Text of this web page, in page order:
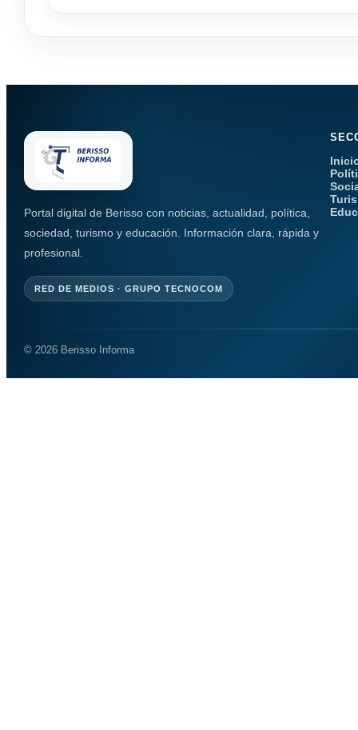
Portal digital de Berisso con noticias, actualidad, política,
sociedad, turismo y educación. Información clara, rápida y
profesional.
RED DE MEDIOS · GRUPO TECNOCOM
© 2026 Berisso Informa